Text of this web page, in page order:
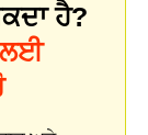
ਹੈ?
ਲਈ